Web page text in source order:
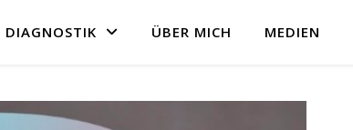
DIAGNOSTIK ÜBER MICH MEDIEN